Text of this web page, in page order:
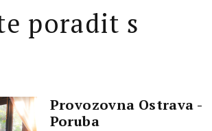
poradit s
Provozovna Ostrava -
Poruba